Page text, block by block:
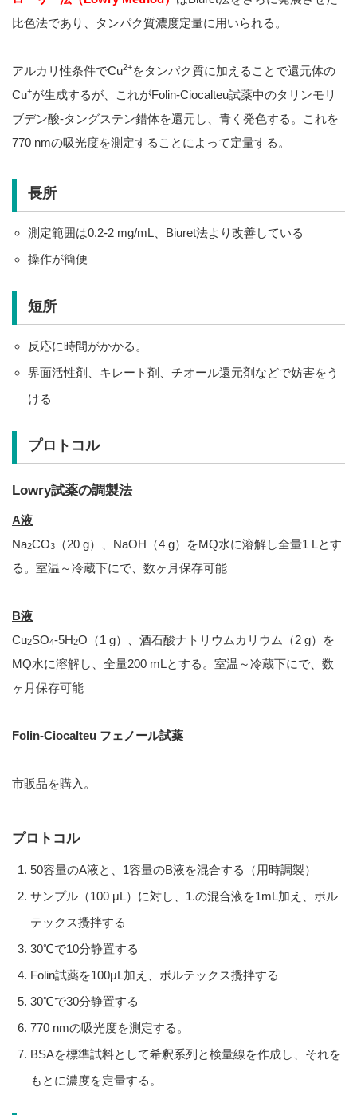
比色法であり、タンパク質濃度定量に用いられる。
アルカリ性条件でCu2+をタンパク質に加えることで還元体の
Cu+が生成するが、これがFolin-Ciocalteu試薬中のタリンモリ
ブデン酸-タングステン錯体を還元し、青く発色する。これを
770 nmの吸光度を測定することによって定量する。
長所
測定範囲は0.2-2 mg/mL、Biuret法より改善している
操作が簡便
短所
反応に時間がかかる。
界面活性剤、キレート剤、チオール還元剤などで妨害をう
ける
プロトコル
Lowry試薬の調製法
A液
Na2CO3
（20 g）、NaOH（4 g）をMQ水に溶解し全量1 Lとす
る。室温～冷蔵下にで、数ヶ月保存可能
B液
Cu2SO4-5H2O（1 g）、酒石酸ナトリウムカリウム（2 g）を
MQ水に溶解し、全量200 mLとする。室温～冷蔵下にで、数
ヶ月保存可能
Folin-Ciocalteu フェノール試薬
市販品を購入。
プロトコル
50容量のA液と、1容量のB液を混合する（用時調製）
サンプル（100 μL）に対し、1.の混合液を1mL加え、ボル
テックス攪拌する
30℃で10分静置する
Folin試薬を100μL加え、ボルテックス攪拌する
30℃で30分静置する
770 nmの吸光度を測定する。
BSAを標準試料として希釈系列と検量線を作成し、それを
もとに濃度を定量する。